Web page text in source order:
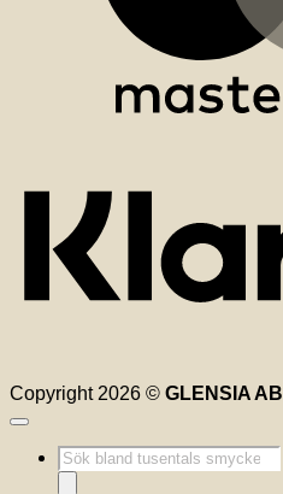
Copyright 2026 © GLENSIA AB
Produktsökning